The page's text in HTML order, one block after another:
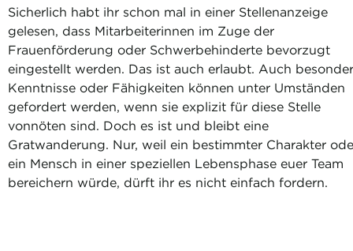
Sicherlich habt ihr schon mal in einer Stellenanzeige
gelesen, dass Mitarbeiterinnen im Zuge der
Frauenförderung oder Schwerbehinderte bevorzugt
eingestellt werden. Das ist auch erlaubt. Auch
Kenntnisse oder Fähigkeiten können unter Umständen
gefordert werden, wenn sie explizit für diese Stelle
vonnöten sind. Doch es ist und bleibt eine
Gratwanderung. Nur, weil ein bestimmter Charakter
ein Mensch in einer speziellen Lebensphase euer Team
bereichern würde, dürft ihr es nicht einfach fordern.